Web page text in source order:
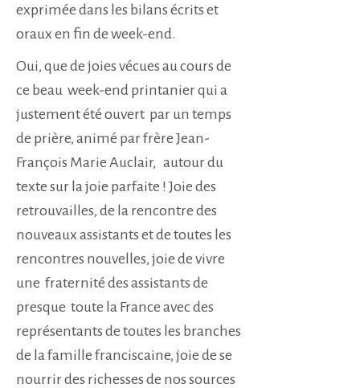
exprimée dans les bilans écrits et
oraux en fin de week-end.
Oui, que de joies vécues au cours de
ce beau week-end printanier qui a
justement été ouvert par un temps
de prière, animé par frère Jean-
François Marie Auclair, autour du
texte sur la joie parfaite ! Joie des
retrouvailles, de la rencontre des
nouveaux assistants et de toutes les
rencontres nouvelles, joie de vivre
une fraternité des assistants de
presque toute la France avec des
représentants de toutes les branches
de la famille franciscaine, joie de se
nourrir des richesses de nos sources